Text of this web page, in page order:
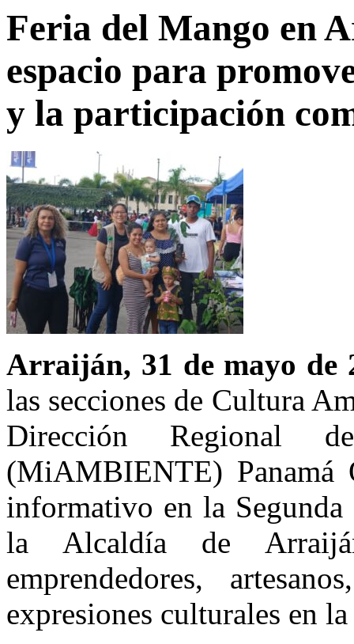
Feria del Mango en
espacio para
y la participación
Arraiján, 31 de mayo de
las secciones de Cultura
Dirección Regional
(MiAMBIENTE) Panamá
informativo en la
la Alcaldía de
emprendedores,
expresiones culturales en